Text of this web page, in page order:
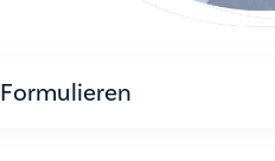
Formulieren